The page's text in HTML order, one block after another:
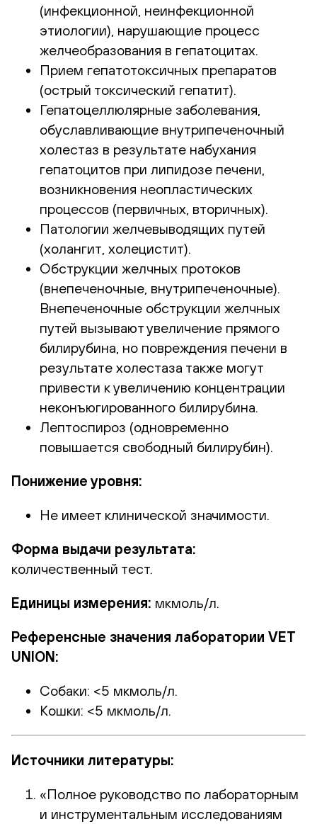
(инфекционной, неинфекционной
этиологии), нарушающие процесс
желчеобразования в гепатоцитах.
Прием гепатотоксичных препаратов
(острый токсический гепатит).
Гепатоцеллюлярные заболевания,
обуславливающие внутрипеченочный
холестаз в результате набухания
гепатоцитов при липидозе печени,
возникновения неопластических
процессов (первичных, вторичных).
Патологии желчевыводящих путей
(холангит, холецистит).
Обструкции желчных протоков
(внепеченочные, внутрипеченочные).
Внепеченочные обструкции желчных
путей вызывают увеличение прямого
билирубина, но повреждения печени в
результате холестаза также могут
привести к увеличению концентрации
неконъюгированного билирубина.
Лептоспироз (одновременно
повышается свободный билирубин).
Понижение уровня:
Не имеет клинической значимости.
Форма выдачи результата:
количественный тест.
Единицы измерения: мкмоль/л.
Референсные значения лаборатории VET
UNION:
Собаки: <5 мкмоль/л.
Кошки: <5 мкмоль/л.
Источники литературы:
«Полное руководство по лабораторным
и инструментальным исследованиям